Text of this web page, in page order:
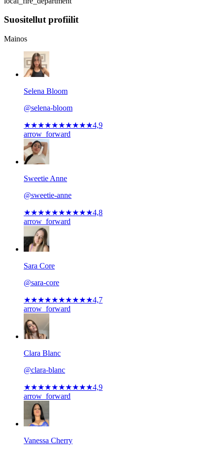
Suositellut profiilit
Mainos
Selena Bloom
@selena-bloom
★★★★★★★★★★4,9
arrow_forward
Sweetie Anne
@sweetie-anne
★★★★★★★★★★4,8
arrow_forward
Sara Core
@sara-core
★★★★★★★★★★4,7
arrow_forward
Clara Blanc
@clara-blanc
★★★★★★★★★★4,9
arrow_forward
Vanessa Cherry